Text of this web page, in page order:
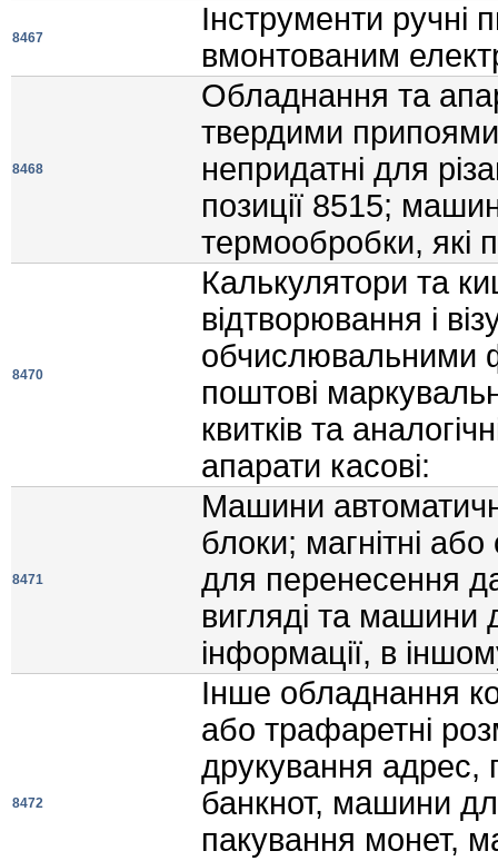
8467
Iнструменти ручнi
вмонтованим
8468
Обладнання та
твердими
непридатнi для
позицiї 8515;
термообробки, якi
8470
Калькулятори та
вiдтворювання i
обчислювальними
поштовi
квиткiв та
апарати касовi:
8471
Машини
блоки; магнiтнi або
для перенесення
виглядi та машини
iнформацiї, в
8472
Iнше обладнання
або трафаретнi
друкування адрес,
банкнот, машини
пакування монет,